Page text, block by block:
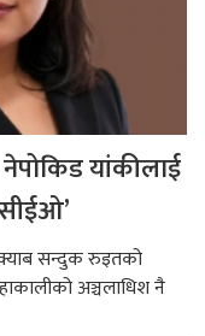
यांकीलाई
सन्दुक रुइतको
अञ्चलाधिश नै